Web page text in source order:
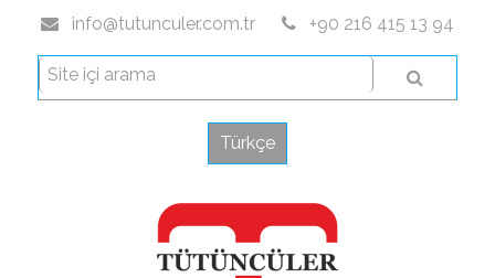
info@tutunculer.com.tr +90 216 415 13 94
Türkçe